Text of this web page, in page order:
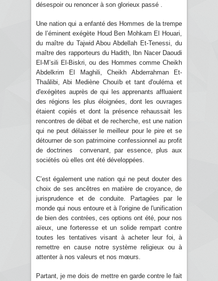
désespoir ou renoncer à son glorieux passé .
Une nation qui a enfanté des Hommes de la trempe
de l’éminent exégète Houd Ben Mohkam El Houari,
du maître du Tajwid Abou Abdellah Et-Tenessi, du
maître des rapporteurs du Hadith, Ibn Nacer Daoudi
El-M’sili El-Biskri, ou des Hommes comme Cheikh
Abdelkrim El Maghili, Cheikh Abderrahman Et-
Thaâlibi, Abi Mediène Chouïb et tant d'ouléma et
d'exégètes auprès de qui les apprenants affluaient
des régions les plus éloignées, dont les ouvrages
étaient copiés et dont la présence rehaussait les
rencontres de débat et de recherche, est une nation
qui ne peut délaisser le meilleur pour le pire et se
détourner de son patrimoine confessionnel au profit
de doctrines convenant, par essence, plus aux
sociétés où elles ont été développées.
C’est également une nation qui ne peut douter des
choix de ses ancêtres en matière de croyance, de
jurisprudence et de conduite. Partagées par le
monde qui nous entoure et à l'origine de l'unification
de bien des contrées, ces options ont été, pour nos
aïeux, une forteresse et un solide rempart contre
toutes les tentatives visant à acheter leur foi, à
remettre en cause notre système religieux ou à
attenter à nos valeurs et nos mœurs.
Partant, je me dois de mettre en garde contre le fait